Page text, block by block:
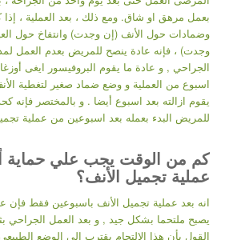
بعمل مرهق او شاق. ومع ذلك ، بعد العملية ،
وضمادات حول الأنف (إن وجدت) وانتفاخ حول
وجدت) ، فإنه عادة ينصح للمريض بعدم العمل
الجراحي , و عادة ما يقوم البروفيسور ايغى
اسبوع من العملية و وضع ضماد صغير لتغطية
يقوم ازالته بعد اسبوع أيضا . و بالمختصر فإنه
للمريض البدء بعمله بعد اسبوعين من عملية
كم من الوقت يجب علي حماية
عملية تجميل الأنف؟
انه بعد عملية تجميل الأنف باسبوعين فقط
يصبح ملتحما بشكل جيد , و بعد العمل الجراحي
القول بأن هذا الالتحام يقترب الى الوضع